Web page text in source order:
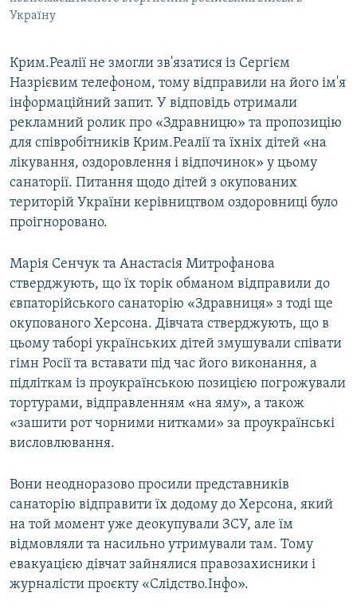
Україну
Крим.Реалії не змогли зв'язатися із Сергієм
Назрієвим телефоном, тому відправили на його ім'я
інформаційний запит. У відповідь отримали
рекламний ролик про «Здравницю» та пропозицію
для співробітників Крим.Реалії та їхніх дітей «на
лікування, оздоровлення і відпочинок» у цьому
санаторії. Питання щодо дітей з окупованих
територій України керівництвом оздоровниці було
проігноровано.
Марія Сенчук та Анастасія Митрофанова
стверджують, що їх торік обманом відправили до
євпаторійського санаторію «Здравниця» з тоді ще
окупованого Херсона. Дівчата стверджують, що в
цьому таборі українських дітей змушували співати
гімн Росії та вставати під час його виконання, а
підліткам із проукраїнською позицією погрожували
тортурами, відправленням «на яму», а також
«зашити рот чорними нитками» за проукраїнські
висловлювання.
Вони неодноразово просили представників
санаторію відправити їх додому до Херсона, який
на той момент уже деокупували ЗСУ, але їм
відмовляли та насильно утримували там. Тому
евакуацією дівчат зайнялися правозахисники і
журналісти проєкту «Слідство.Інфо».